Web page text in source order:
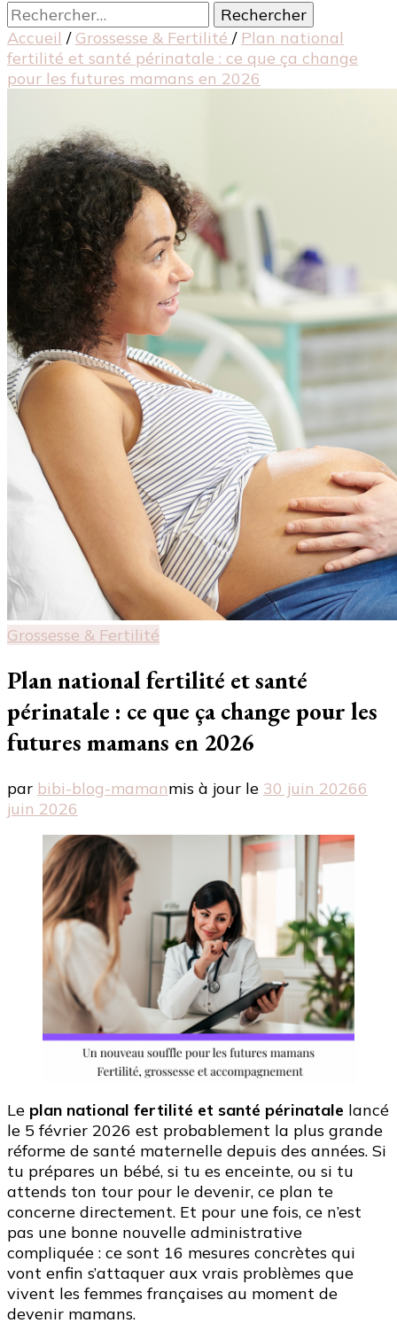
Rechercher :
Accueil / Grossesse & Fertilité / Plan national
fertilité et santé périnatale : ce que ça change
pour les futures mamans en 2026
Grossesse & Fertilité
Plan national fertilité et santé
périnatale : ce que ça change pour les
futures mamans en 2026
par bibi-blog-mamanmis à jour le 30 juin 20266
juin 2026
Le plan national fertilité et santé périnatale lancé
le 5 février 2026 est probablement la plus grande
réforme de santé maternelle depuis des années. Si
tu prépares un bébé, si tu es enceinte, ou si tu
attends ton tour pour le devenir, ce plan te
concerne directement. Et pour une fois, ce n’est
pas une bonne nouvelle administrative
compliquée : ce sont 16 mesures concrètes qui
vont enfin s’attaquer aux vrais problèmes que
vivent les femmes françaises au moment de
devenir mamans.